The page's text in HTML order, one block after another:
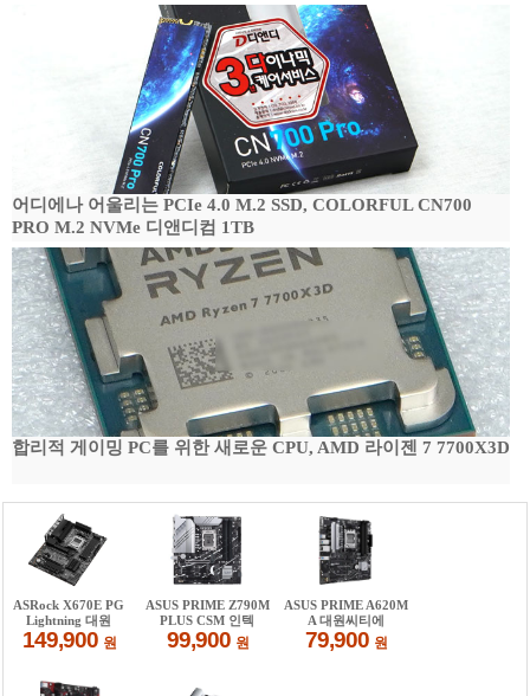
어디에나 어울리는 PCIe 4.0 M.2 SSD, COLORFUL CN700
PRO M.2 NVMe 디앤디컴 1TB
합리적 게이밍 PC를 위한 새로운 CPU, AMD 라이젠 7 7700X3D